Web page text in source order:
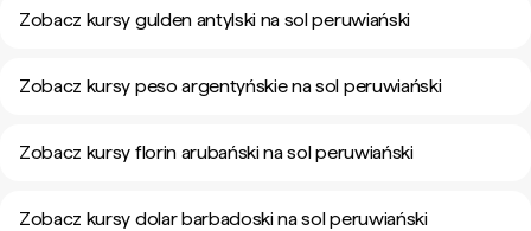
Zobacz kursy gulden antylski na sol peruwiański
Zobacz kursy peso argentyńskie na sol peruwiański
Zobacz kursy florin arubański na sol peruwiański
Zobacz kursy dolar barbadoski na sol peruwiański